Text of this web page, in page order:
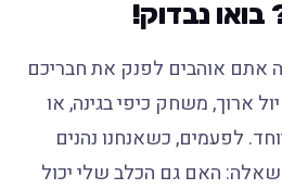
נבדוק!
אתם אוהבים לפנק את חבריכם
ארוך, משחק כיפי בגינה, או
לפעמים, כשאנחנו נהנים
האם גם הכלב שלי יכול